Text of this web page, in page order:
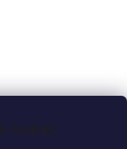
cookies